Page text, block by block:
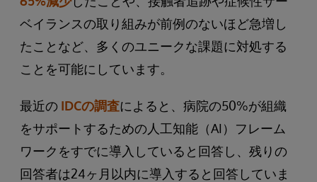
ベイランスの取り組みが前例のないほど急増し
たことなど、多くのユニークな課題に対処する
ことを可能にしています。
最近の IDCの調査によると、病院の50%が組織
をサポートするための人工知能（AI）フレーム
ワークをすでに導入していると回答し、残りの
回答者は24ヶ月以内に導入すると回答していま